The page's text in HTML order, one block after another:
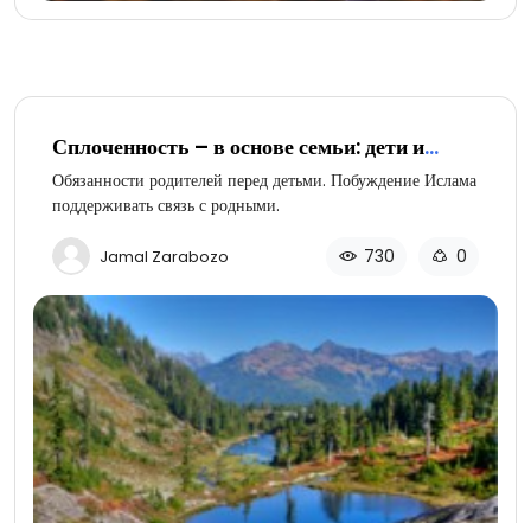
Сплоченность – в основе семьи: дети и
родственники (часть 4 из 4)
Обязанности родителей перед детьми. Побуждение Ислама
поддерживать связь с родными.
Jamal Zarabozo 730 0